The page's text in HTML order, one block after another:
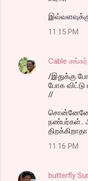
11:15 PM
Cable சங்கர்
/இதுக்கு
போக விட்டு
//
நண்பர்கள்..
11:16 PM
butterfly